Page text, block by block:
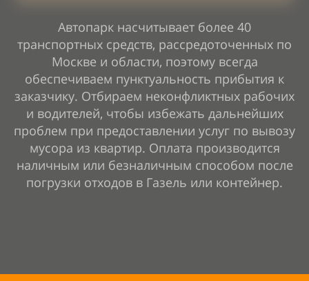
Автопарк насчитывает более 40
транспортных средств, рассредоточенных по
Москве и области, поэтому всегда
обеспечиваем пунктуальность прибытия к
заказчику. Отбираем неконфликтных рабочих
и водителей, чтобы избежать дальнейших
проблем при предоставлении услуг по вывозу
мусора из квартир. Оплата производится
наличным или безналичным способом после
погрузки отходов в Газель или контейнер.